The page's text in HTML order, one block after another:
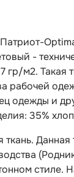
-
гр/м2. Такая
рабочей
одежды и
35%
Данная
стиле.